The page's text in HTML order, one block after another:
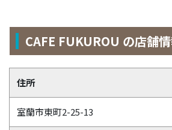
CAFE FUKUROU の店舗
住所
室蘭市東町2-25-13